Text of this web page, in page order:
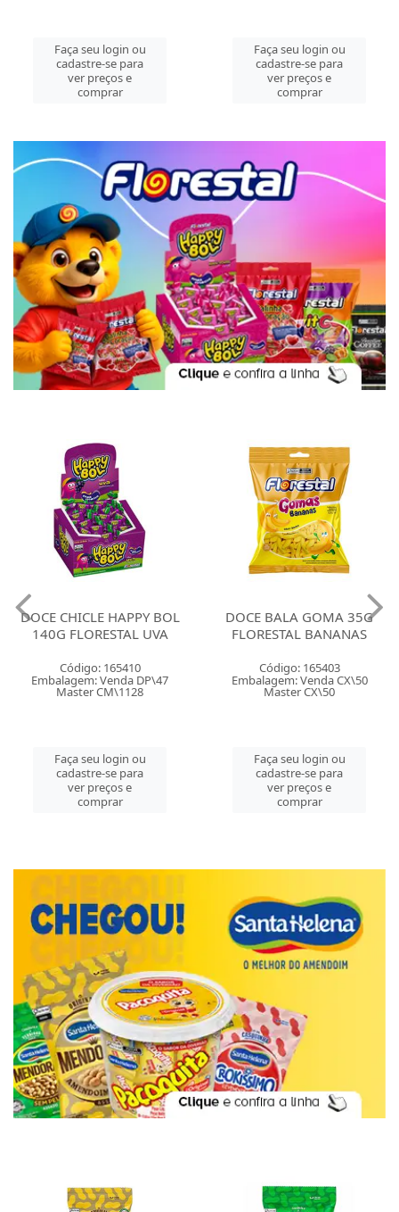
Faça seu login ou
cadastre-se para
ver preços e
comprar
Faça seu login ou
cadastre-se para
ver preços e
comprar
DOCE CHICLE HAPPY BOL
140G FLORESTAL UVA
Código: 165410
Embalagem: Venda DP\47
Master CM\1128
Faça seu login ou
cadastre-se para
ver preços e
comprar
DOCE BALA GOMA 35G
FLORESTAL BANANAS
Código: 165403
Embalagem: Venda CX\50
Master CX\50
Faça seu login ou
cadastre-se para
ver preços e
comprar